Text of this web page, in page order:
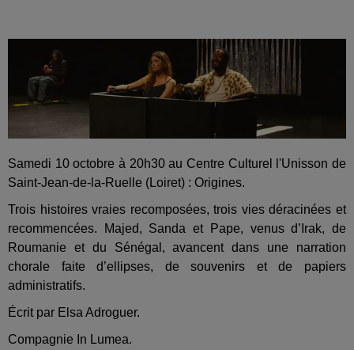
Samedi 10 octobre à 20h30 au Centre Culturel l'Unisson de
Saint-Jean-de-la-Ruelle (Loiret) : Origines.
Trois histoires vraies recomposées, trois vies déracinées et
recommencées. Majed, Sanda et Pape, venus d’Irak, de
Roumanie et du Sénégal, avancent dans une narration
chorale faite d’ellipses, de souvenirs et de papiers
administratifs.
Écrit par Elsa Adroguer.
Compagnie In Lumea.